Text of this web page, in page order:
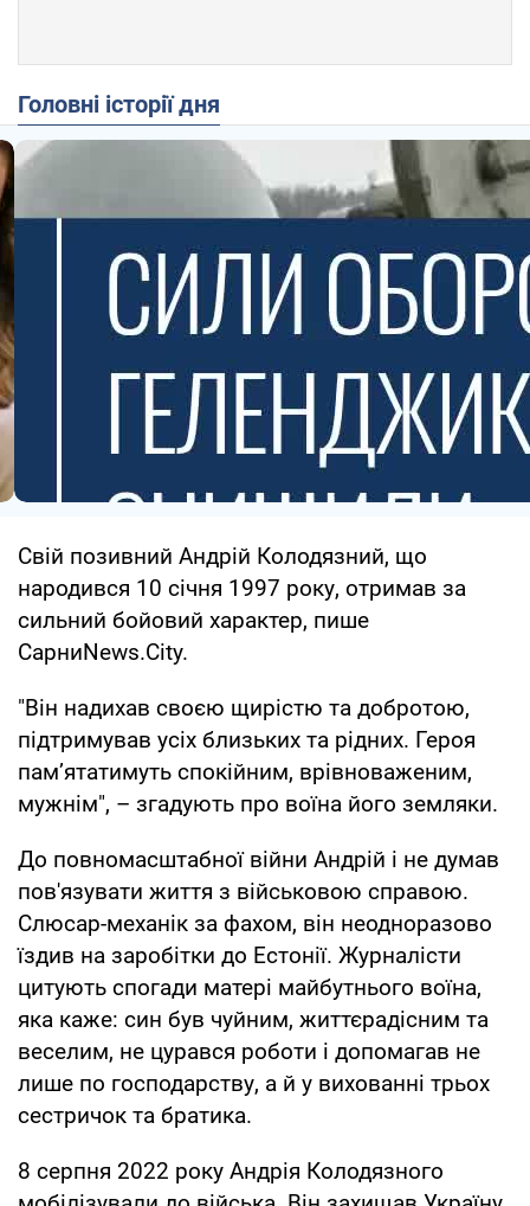
Головні історії дня
Свій позивний Андрій Колодязний, що
народився 10 січня 1997 року, отримав за
сильний бойовий характер, пише
СарниNews.City.
"Він надихав своєю щирістю та добротою,
підтримував усіх близьких та рідних. Героя
памʼятатимуть спокійним, врівноваженим,
мужнім", – згадують про воїна його земляки.
До повномасштабної війни Андрій і не думав
пов'язувати життя з військовою справою.
Слюсар-механік за фахом, він неодноразово
їздив на заробітки до Естонії. Журналісти
цитують спогади матері майбутнього воїна,
яка каже: син був чуйним, життєрадісним та
веселим, не цурався роботи і допомагав не
лише по господарству, а й у вихованні трьох
сестричок та братика.
8 серпня 2022 року Андрія Колодязного